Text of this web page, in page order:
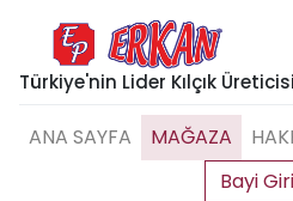
Türkiye'nin Lider Kılçık Üreticisi
ANA SAYFA MAĞAZA